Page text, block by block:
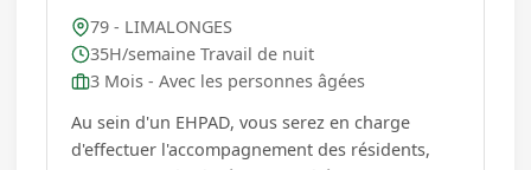
79 - LIMALONGES
35H/semaine Travail de nuit
3 Mois - Avec les personnes âgées
Au sein d'un EHPAD, vous serez en charge
d'effectuer l'accompagnement des résidents,